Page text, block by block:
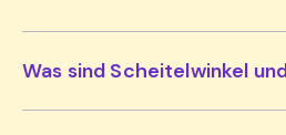
Was sind Scheitelwinkel